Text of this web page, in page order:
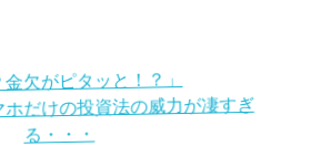
金欠がピタッと！？」
ホだけの投資法の威力が凄すぎ
る・・・